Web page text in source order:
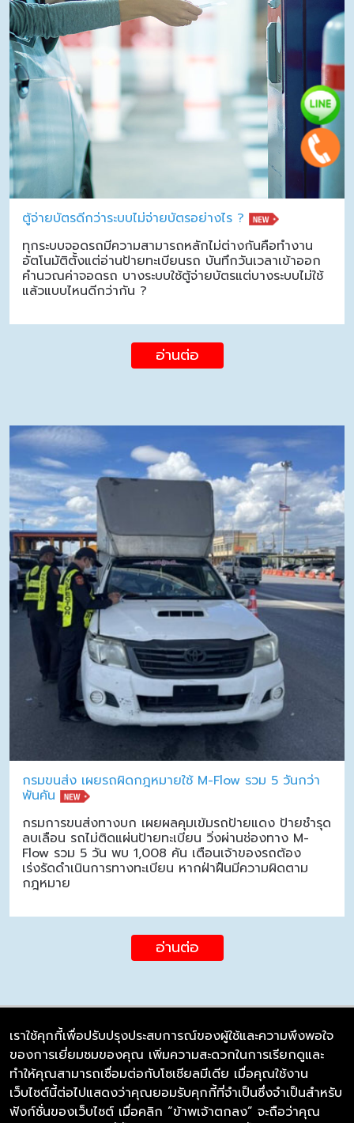
ตู้จ่ายบัตรดีกว่าระบบไม่จ่ายบัตรอย่างไร ?
ทุกระบบจอดรถมีความสามารถหลักไม่ต่างกันคือทำงาน
อัตโนมัติตั้งแต่อ่านป้ายทะเบียนรถ บันทึกวันเวลาเข้าออก
คำนวณค่าจอดรถ บางระบบใช้ตู้จ่ายบัตรแต่บางระบบไม่ใช้
แล้วแบบไหนดีกว่ากัน ?
อ่านต่อ
กรมขนส่ง เผยรถผิดกฎหมายใช้ M-Flow รวม 5 วันกว่า
พันคัน
กรมการขนส่งทางบก เผยผลคุมเข้มรถป้ายแดง ป้ายชำรุด
ลบเลือน รถไม่ติดแผ่นป้ายทะเบียน วิ่งผ่านช่องทาง M-
Flow รวม 5 วัน พบ 1,008 คัน เตือนเจ้าของรถต้อง
เร่งรัดดำเนินการทางทะเบียน หากฝ่าฝืนมีความผิดตาม
กฎหมาย
อ่านต่อ
บริษัท ซิมลิงค์ จำกัด
98/226 Bangrakyai-Baanmai Road,
Bangyai, Nonthaburi 11140
เราใช้คุกกี้เพื่อปรับปรุงประสบการณ์ของผู้ใช้และความพึงพอใจ
ของการเยี่ยมชมของคุณ เพิ่มความสะดวกในการเรียกดูและ
ทำให้คุณสามารถเชื่อมต่อกับโซเชียลมีเดีย เมื่อคุณใช้งาน
เว็บไซต์นี้ต่อไปแสดงว่าคุณยอมรับคุกกี้ที่จำเป็นซึ่งจำเป็นสำหรับ
ฟังก์ชั่นของเว็บไซต์ เมื่อคลิก “ข้าพเจ้าตกลง” จะถือว่าคุณ